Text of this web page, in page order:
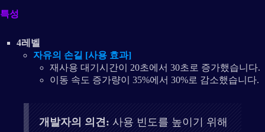
특성
4레벨
자유의 손길 [사용 효과]
재사용 대기시간이 20초에서 30초로 증가했습니다.
이동 속도 증가량이 35%에서 30%로 감소했습니다.
개발자의 의견: 사용 빈도를 높이기 위해